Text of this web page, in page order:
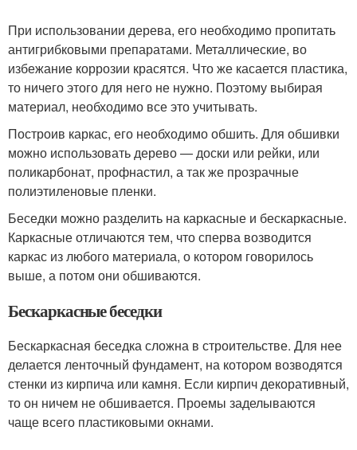
При использовании дерева, его необходимо пропитать
антигрибковыми препаратами. Металлические, во
избежание коррозии красятся. Что же касается пластика,
то ничего этого для него не нужно. Поэтому выбирая
материал, необходимо все это учитывать.
Построив каркас, его необходимо обшить. Для обшивки
можно использовать дерево — доски или рейки, или
поликарбонат, профнастил, а так же прозрачные
полиэтиленовые пленки.
Беседки можно разделить на каркасные и бескаркасные.
Каркасные отличаются тем, что сперва возводится
каркас из любого материала, о котором говорилось
выше, а потом они обшиваются.
Бескаркасные беседки
Бескаркасная беседка сложна в строительстве. Для нее
делается ленточный фундамент, на котором возводятся
стенки из кирпича или камня. Если кирпич декоративный,
то он ничем не обшивается. Проемы заделываются
чаще всего пластиковыми окнами.